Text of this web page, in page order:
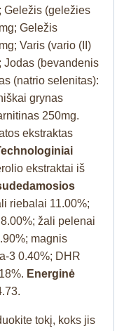
Geležis (geležies
Geležis
Varis (vario (II)
Jodas (bevandenis
(natrio selenitas):
grynas
250mg.
ekstraktas
ekstraktai iš
riebalai 11.00%;
žali pelenai
magnis
3 0.40%; DHR
Energinė
tokį, koks jis